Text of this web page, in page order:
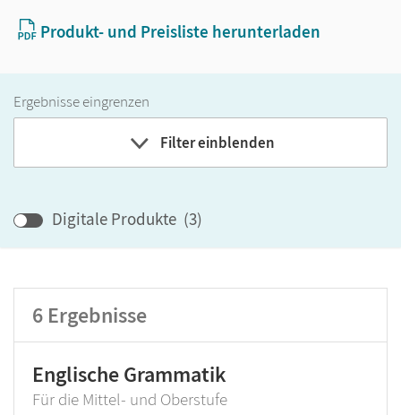
Produkt- und Preisliste herunterladen
Ergebnisse eingrenzen
Filter einblenden
Klassenstufe
Digitale Produkte (3)
6 Ergebnisse
Englische Grammatik
Für die Mittel- und Oberstufe